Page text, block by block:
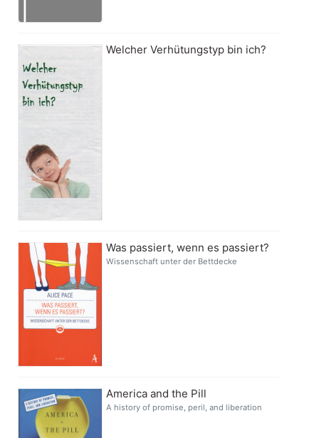
Welcher Verhütungstyp bin ich?
Was passiert, wenn es passiert?
Wissenschaft unter der Bettdecke
America and the Pill
A history of promise, peril, and liberation